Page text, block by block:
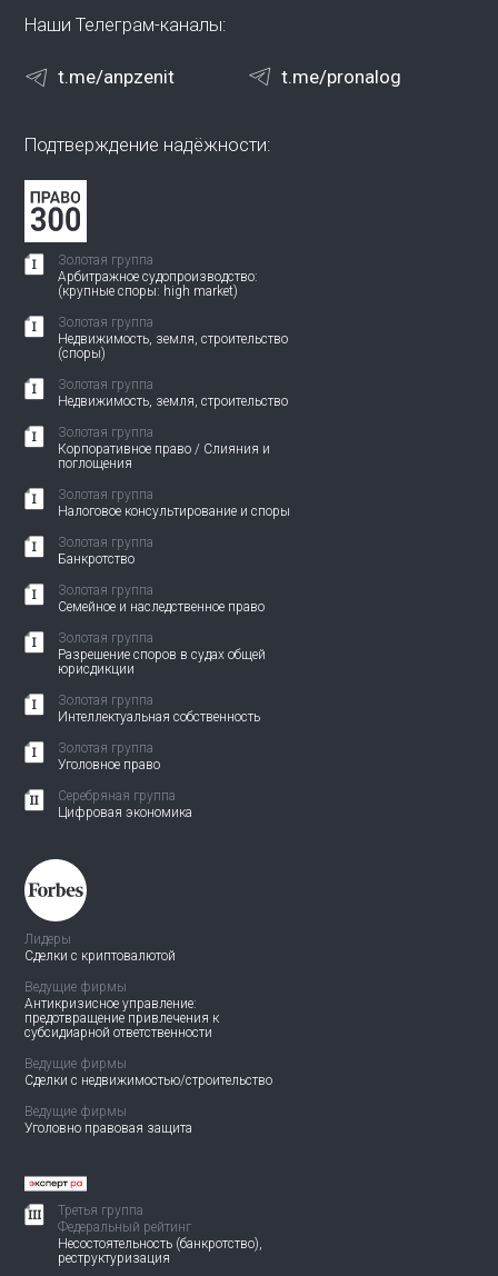
Наши Телеграм-каналы:
t.me/anpzenit t.me/pronalog
Подтверждение надёжности:
Золотая группа
Арбитражное судопроизводство:
(крупные споры: high market)
Золотая группа
Недвижимость, земля, строительство
(споры)
Золотая группа
Недвижимость, земля, строительство
Золотая группа
Корпоративное право / Слияния и
поглощения
Золотая группа
Налоговое консультирование и споры
Золотая группа
Банкротство
Золотая группа
Семейное и наследственное право
Золотая группа
Разрешение споров в судах общей
юрисдикции
Золотая группа
Интеллектуальная собственность
Золотая группа
Уголовное право
Серебряная группа
Цифровая экономика
Лидеры
Сделки с криптовалютой
Ведущие фирмы
Антикризисное управление:
предотвращение привлечения к
субсидиарной ответственности
Ведущие фирмы
Сделки с недвижимостью/строительство
Ведущие фирмы
Уголовно правовая защита
Третья группа
Федеральный рейтинг
Несостоятельность (банкротство),
реструктуризация